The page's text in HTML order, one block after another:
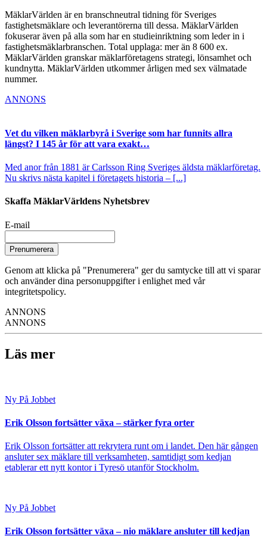
MäklarVärlden är en branschneutral tidning för Sveriges
fastighetsmäklare och leverantörerna till dessa. MäklarVärlden
fokuserar även på alla som har en studieinriktning som leder in i
fastighetsmäklarbranschen. Total upplaga: mer än 8 600 ex.
MäklarVärlden granskar mäklarföretagens strategi, lönsamhet och
kundnytta. MäklarVärlden utkommer årligen med sex välmatade
nummer.
ANNONS
Vet du vilken mäklarbyrå i Sverige som har funnits allra
längst? I 145 år för att vara exakt…
Med anor från 1881 är Carlsson Ring Sveriges äldsta mäklarföretag.
Nu skrivs nästa kapitel i företagets historia – [...]
Skaffa MäklarVärldens Nyhetsbrev
E-mail
Prenumerera
Genom att klicka på "Prenumerera" ger du samtycke till att vi sparar
och använder dina personuppgifter i enlighet med vår
integritetspolicy.
ANNONS
ANNONS
Läs mer
Ny På Jobbet
Erik Olsson fortsätter växa – stärker fyra orter
Erik Olsson fortsätter att rekrytera runt om i landet. Den här gången
ansluter sex mäklare till verksamheten, samtidigt som kedjan
etablerar ett nytt kontor i Tyresö utanför Stockholm.
Ny På Jobbet
Erik Olsson fortsätter växa – nio mäklare ansluter till kedjan